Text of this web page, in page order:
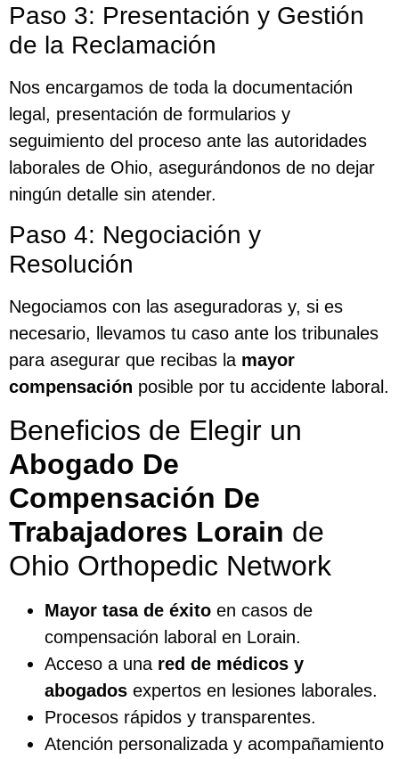
Paso 3: Presentación y Gestión
de la Reclamación
Nos encargamos de toda la documentación
legal, presentación de formularios y
seguimiento del proceso ante las autoridades
laborales de Ohio, asegurándonos de no dejar
ningún detalle sin atender.
Paso 4: Negociación y
Resolución
Negociamos con las aseguradoras y, si es
necesario, llevamos tu caso ante los tribunales
para asegurar que recibas la mayor
compensación posible por tu accidente laboral.
Beneficios de Elegir un
Abogado De
Compensación De
Trabajadores Lorain de
Ohio Orthopedic Network
Mayor tasa de éxito en casos de
compensación laboral en Lorain.
Acceso a una red de médicos y
abogados expertos en lesiones laborales.
Procesos rápidos y transparentes.
Atención personalizada y acompañamiento